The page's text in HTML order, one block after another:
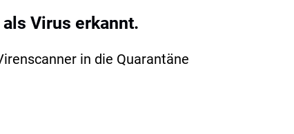
Virus erkannt.
in die Quarantäne